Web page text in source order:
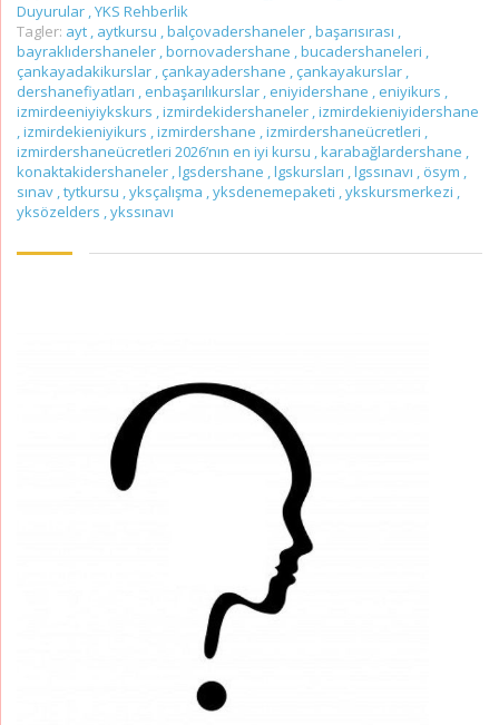
Duyurular ,YKS Rehberlik
Tagler: ayt , aytkursu ,balçovadershaneler ,başarısırası ,
bayraklıdershaneler ,bornovadershane ,bucadershaneleri ,
çankayadakikurslar , çankayadershane , çankayakurslar ,
dershanefiyatları , enbaşarılıkurslar , eniyidershane , eniyikurs ,
izmirdeeniyiykskurs ,izmirdekidershaneler ,izmirdekieniyidershane
,izmirdekieniyikurs ,izmirdershane ,izmirdershaneücretleri ,
izmirdershaneücretleri 2026’nın en iyi kursu ,karabağlardershane ,
konaktakidershaneler ,lgsdershane ,lgskursları ,lgssınavı , ösym ,
sınav ,tytkursu ,yksçalışma ,yksdenemepaketi ,ykskursmerkezi ,
yksözelders ,ykssınavı